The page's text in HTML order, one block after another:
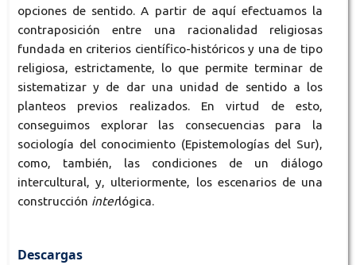
opciones de sentido. A partir de aquí efectuamos la
contraposición entre una racionalidad religiosas
fundada en criterios científico-históricos y una de tipo
religiosa, estrictamente, lo que permite terminar de
sistematizar y de dar una unidad de sentido a los
planteos previos realizados. En virtud de esto,
conseguimos explorar las consecuencias para la
sociología del conocimiento (Epistemologías del Sur),
como, también, las condiciones de un diálogo
intercultural, y, ulteriormente, los escenarios de una
construcción interlógica.
Descargas